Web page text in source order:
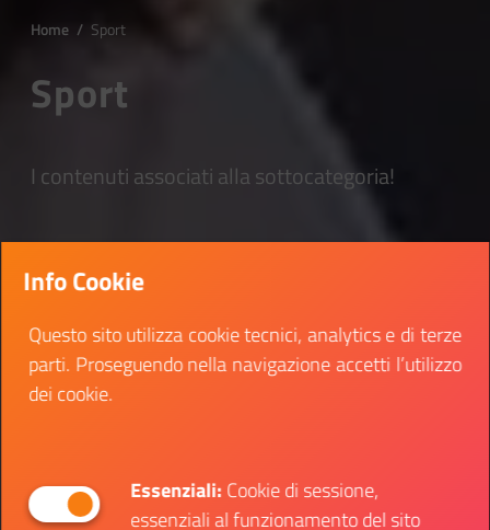
Home / Sport
Sport
I contenuti associati alla sottocategoria!
Info Cookie
Questo sito utilizza cookie tecnici, analytics e di terze
parti. Proseguendo nella navigazione accetti l’utilizzo
dei cookie.
Essenziali:Cookie di sessione,
essenziali al funzionamento del sito